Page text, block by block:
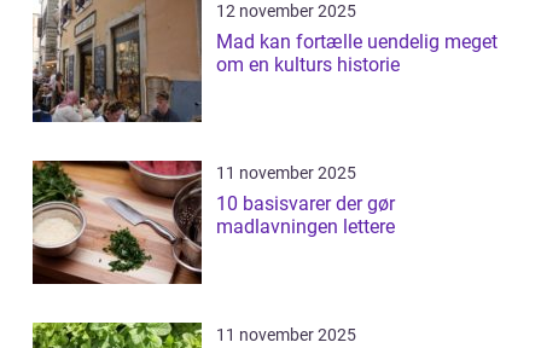
12 november 2025
Mad kan fortælle uendelig meget
om en kulturs historie
11 november 2025
10 basisvarer der gør
madlavningen lettere
11 november 2025